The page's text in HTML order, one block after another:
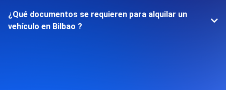
¿Qué documentos se requieren para alquilar un
vehículo en Bilbao ?